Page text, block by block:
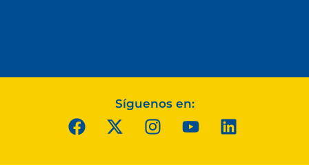
Síguenos en: